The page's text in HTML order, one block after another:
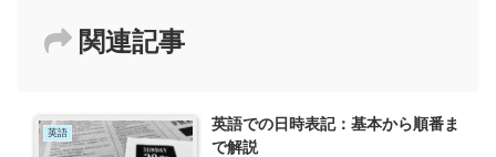
関連記事
英語
英語での日時表記：基本から順番ま
で解説